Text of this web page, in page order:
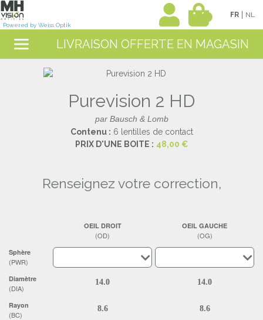
Powered by Weiss Optik
FR | NL
LIVRAISON OFFERTE EN MAGASIN
Purevision 2 HD
par Bausch & Lomb
Contenu : 6 lentilles de contact
PRIX D'UNE BOITE : 48,00 €
renseignez votre correction,
Sphère
(PWR)
Diamètre
(DIA)
Rayon
(BC)
OEIL DROIT
(OD)
OEIL GAUCHE
(OG)